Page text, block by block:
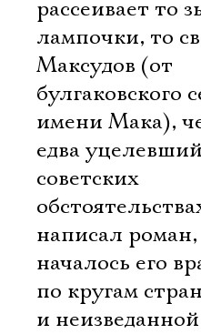
рассеивает то
лампочки, то
Максудов (от
булгаковского
имени Мака),
едва
советских
написал
началось его
по кругам
и